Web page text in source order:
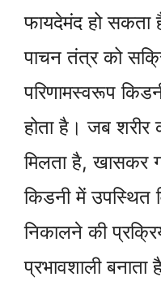
फायदेमंद हो सकता
पाचन तंत्र को
परिणामस्वरूप
होता है। जब शरीर
मिलता है, खासकर
किडनी में उपस्थित
निकालने की
प्रभावशाली बनाता